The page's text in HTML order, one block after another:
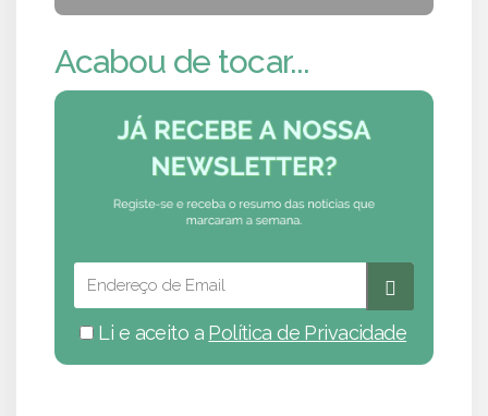
Acabou de tocar...
Li e aceito a Política de Privacidade